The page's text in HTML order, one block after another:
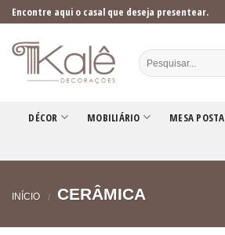
Skip
to
content
Encontre aqui o casal que deseja presentear.
DÉCOR MOBILIÁRIO MESA POSTA
INÍCIO / CERÂMICA